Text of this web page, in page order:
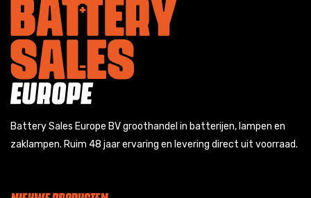
Battery Sales Europe BV groothandel in batterijen, lampen en
zaklampen. Ruim 48 jaar ervaring en levering direct uit voorraad.